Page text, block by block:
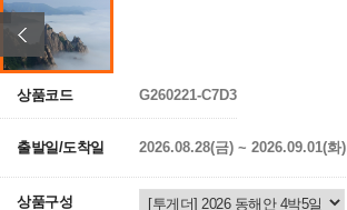
상품코드 G260221-C7D3
출발일/도착일 2026.08.28(금) ~ 2026.09.01(화)
상품구성